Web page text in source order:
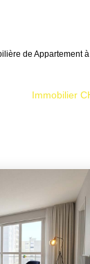
de Appartement
Immobilier